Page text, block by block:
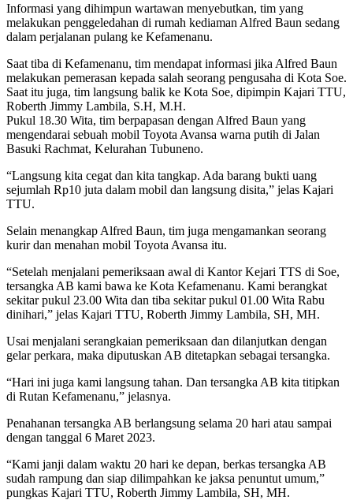
Informasi yang dihimpun wartawan menyebutkan, tim yang
melakukan penggeledahan di rumah kediaman Alfred Baun sedang
dalam perjalanan pulang ke Kefamenanu.
Saat tiba di Kefamenanu, tim mendapat informasi jika Alfred Baun
melakukan pemerasan kepada salah seorang pengusaha di Kota Soe.
Saat itu juga, tim langsung balik ke Kota Soe, dipimpin Kajari TTU,
Roberth Jimmy Lambila, S.H, M.H.
Pukul 18.30 Wita, tim berpapasan dengan Alfred Baun yang
mengendarai sebuah mobil Toyota Avansa warna putih di Jalan
Basuki Rachmat, Kelurahan Tubuneno.
“Langsung kita cegat dan kita tangkap. Ada barang bukti uang
sejumlah Rp10 juta dalam mobil dan langsung disita,” jelas Kajari
TTU.
Selain menangkap Alfred Baun, tim juga mengamankan seorang
kurir dan menahan mobil Toyota Avansa itu.
“Setelah menjalani pemeriksaan awal di Kantor Kejari TTS di Soe,
tersangka AB kami bawa ke Kota Kefamenanu. Kami berangkat
sekitar pukul 23.00 Wita dan tiba sekitar pukul 01.00 Wita Rabu
dinihari,” jelas Kajari TTU, Roberth Jimmy Lambila, SH, MH.
Usai menjalani serangkaian pemeriksaan dan dilanjutkan dengan
gelar perkara, maka diputuskan AB ditetapkan sebagai tersangka.
“Hari ini juga kami langsung tahan. Dan tersangka AB kita titipkan
di Rutan Kefamenanu,” jelasnya.
Penahanan tersangka AB berlangsung selama 20 hari atau sampai
dengan tanggal 6 Maret 2023.
“Kami janji dalam waktu 20 hari ke depan, berkas tersangka AB
sudah rampung dan siap dilimpahkan ke jaksa penuntut umum,”
pungkas Kajari TTU, Roberth Jimmy Lambila, SH, MH.